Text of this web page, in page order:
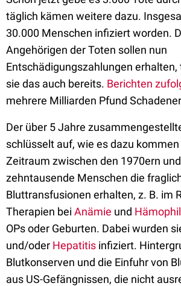
täglich kämen weitere dazu.
30.000 Menschen infiziert worden.
Angehörigen der Toten sollen nun
Entschädigungszahlungen
sie das auch bereits. Berichten
mehrere Milliarden Pfund
Der über 5 Jahre
schlüsselt auf, wie es dazu
Zeitraum zwischen den 1970ern
zehntausende Menschen die
Bluttransfusionen erhalten, z. B. im
Therapien bei Anämie und
OPs oder Geburten. Dabei wurden
und/oder Hepatitis infiziert.
Blutkonserven und die Einfuhr von
aus US-Gefängnissen, die nicht